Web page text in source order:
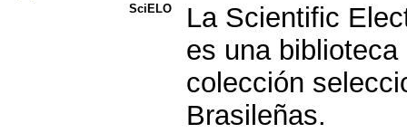
SciELO
La Scientific
es una
colección
Brasileñas.